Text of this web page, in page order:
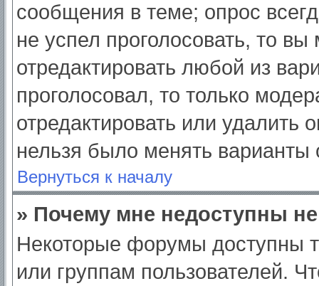
сообщения в теме; опрос
не успел проголосовать, то
отредактировать любой из
проголосовал, то только
отредактировать или удалить
нельзя было менять варианты
Вернуться к началу
» Почему мне недоступны
Некоторые форумы доступны
или группам пользователей.